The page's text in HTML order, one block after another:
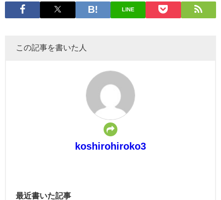
LINE
この記事を書いた人
koshirohiroko3
最近書いた記事